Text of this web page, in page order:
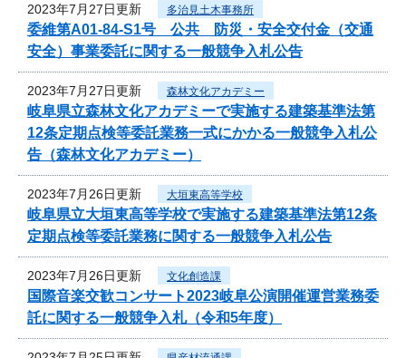
2023年7月27日更新 多治見土木事務所
委維第A01-84-S1号 公共 防災・安全交付金（交通
安全）事業委託に関する一般競争入札公告
2023年7月27日更新 森林文化アカデミー
岐阜県立森林文化アカデミーで実施する建築基準法第
12条定期点検等委託業務一式にかかる一般競争入札公
告（森林文化アカデミー）
2023年7月26日更新 大垣東高等学校
岐阜県立大垣東高等学校で実施する建築基準法第12条
定期点検等委託業務に関する一般競争入札公告
2023年7月26日更新 文化創造課
国際音楽交歓コンサート2023岐阜公演開催運営業務委
託に関する一般競争入札（令和5年度）